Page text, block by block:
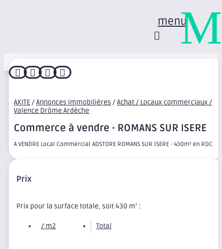
menu
   
AXITE/Annonces immobilières /Achat / Locaux commerciaux /
Valence Drôme Ardèche
Commerce à vendre - ROMANS SUR ISERE
A VENDRE Local Commercial ADSTORE ROMANS SUR ISERE - 430m² en RDC
Prix
Prix pour la surface totale, soit 430 m2 :
/ m2 Total
M